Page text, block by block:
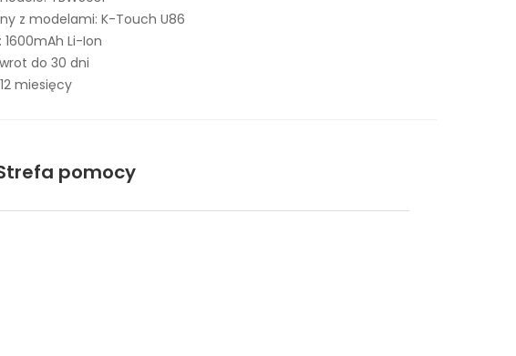
z modelami: K-Touch U86
Li-Ion
do 30 dni
miesięcy
pomocy